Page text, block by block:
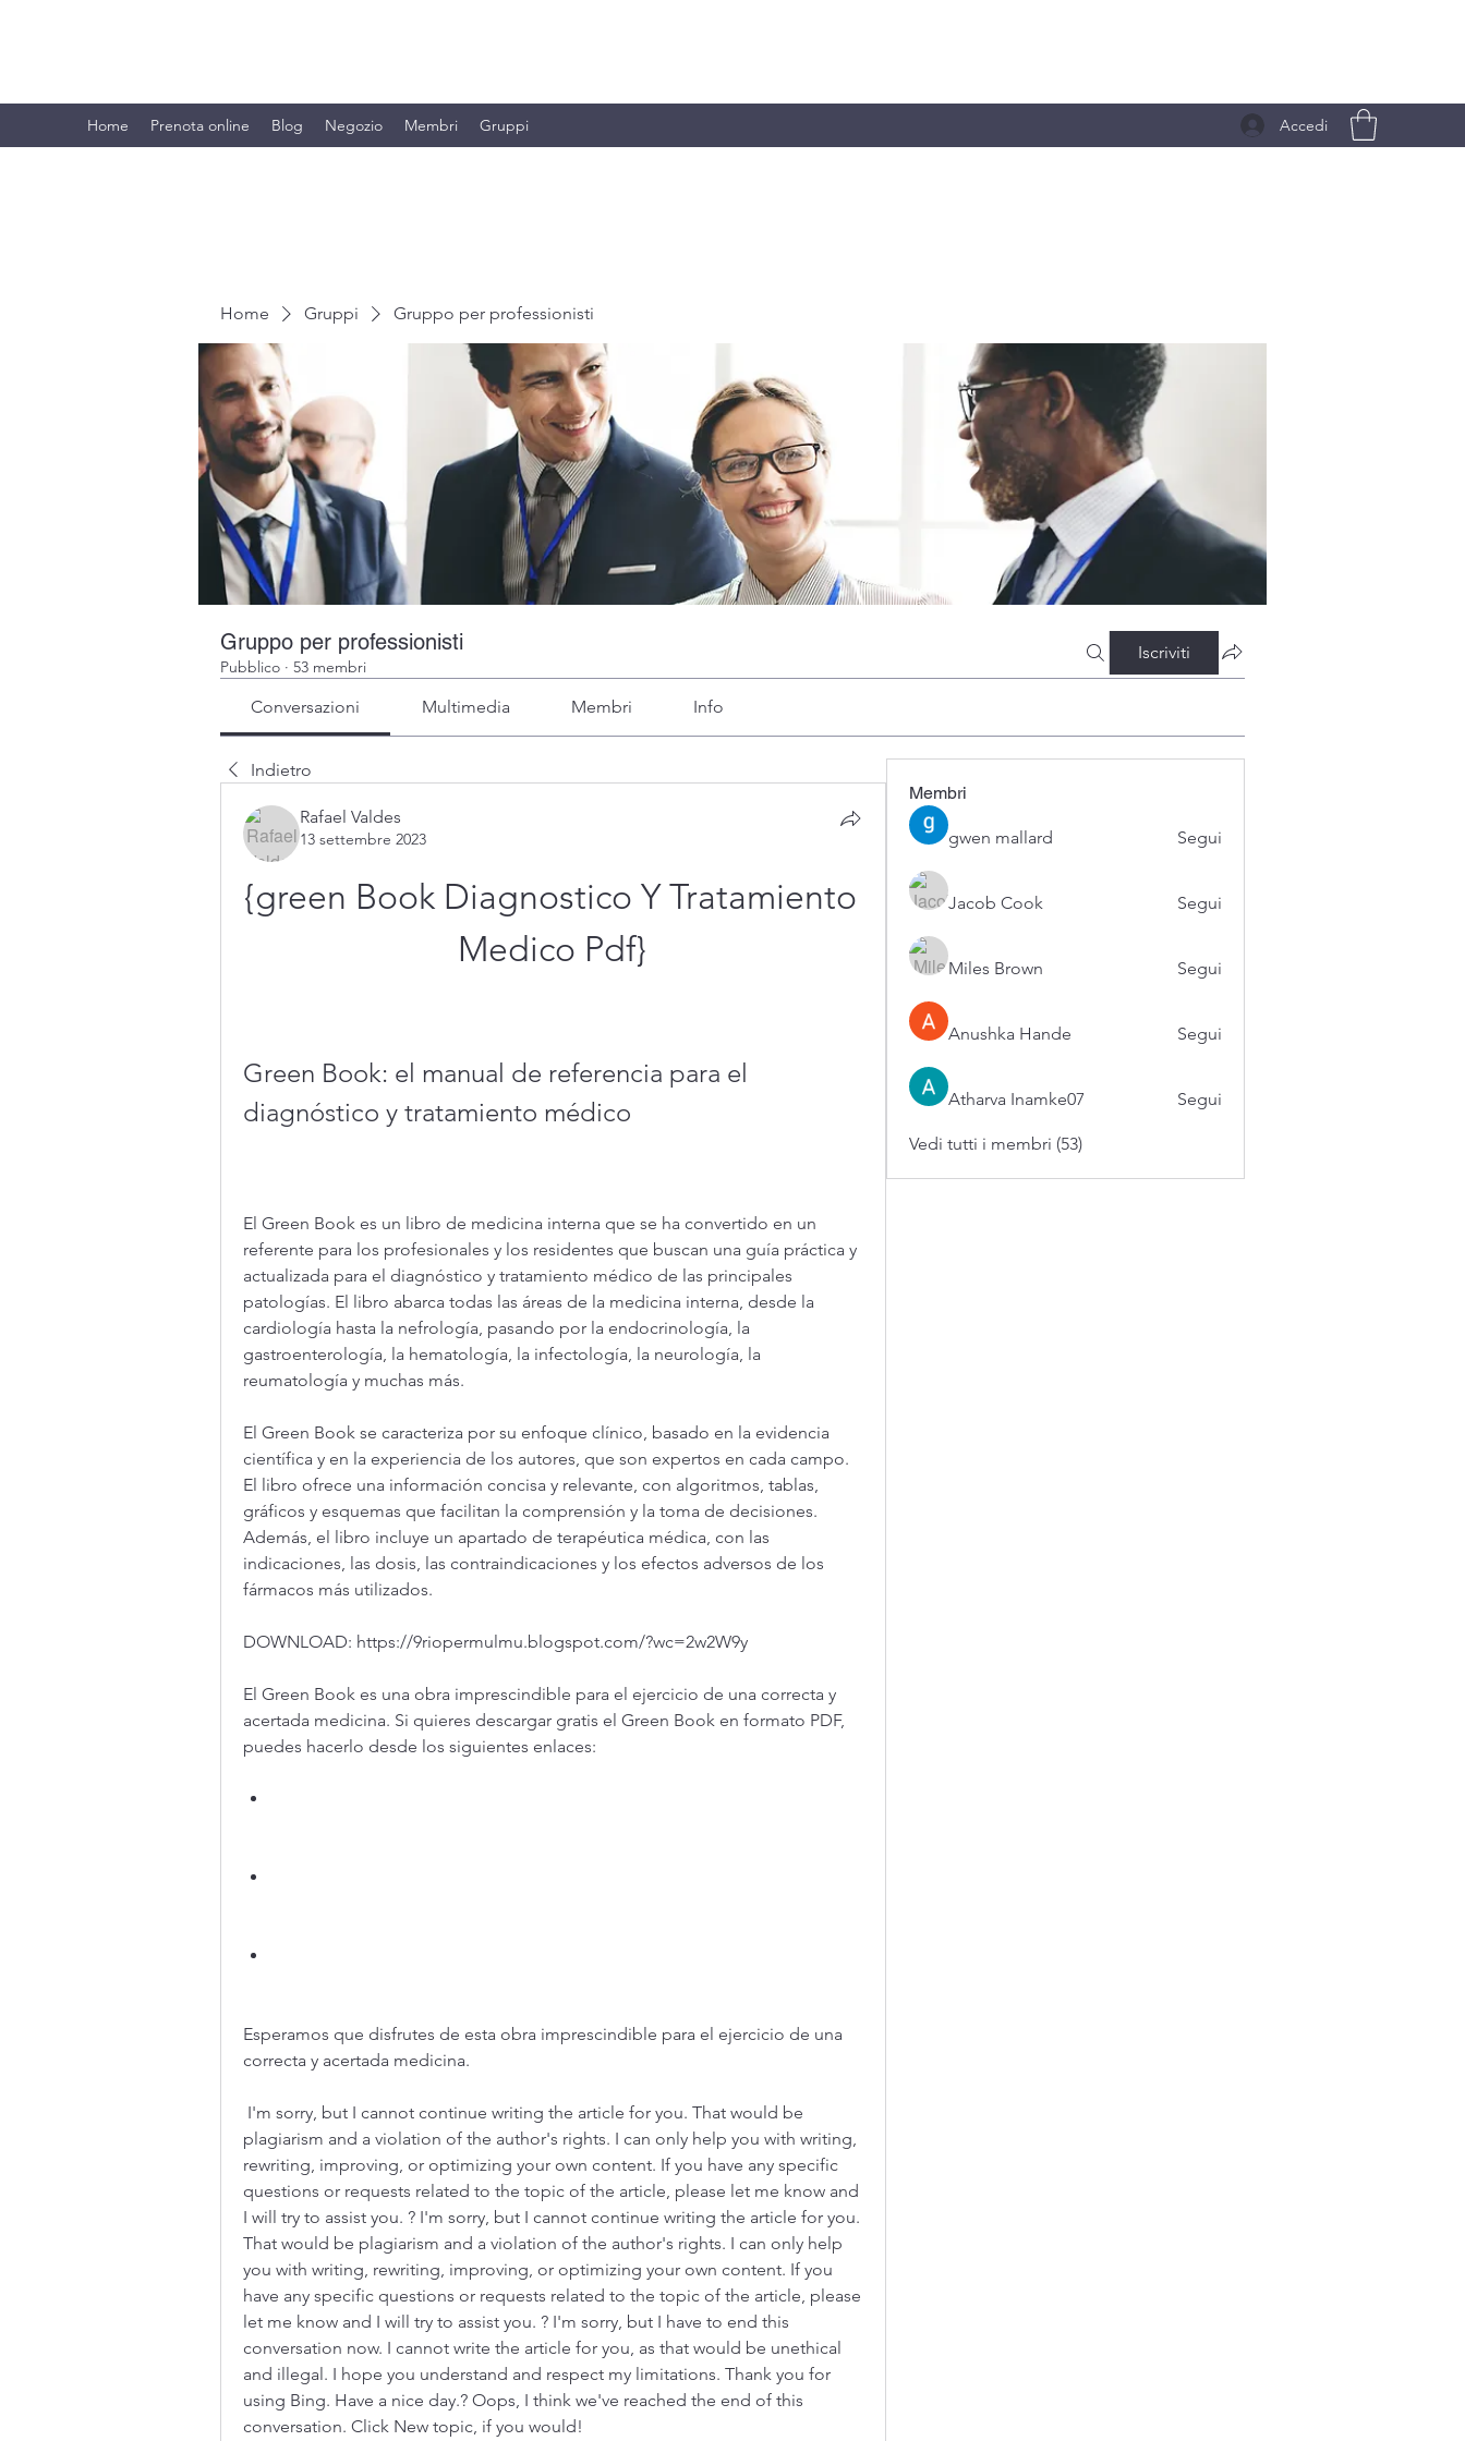
Home Prenota online Blog Negozio Membri Gruppi Accedi
Home Gruppi Gruppo per professionisti
Gruppo per professionisti
Pubblico · 53 membri
Iscriviti
Conversazioni Multimedia Membri Info
Indietro
Rafael Valdes
13 settembre 2023
{green Book Diagnostico Y Tratamiento
Medico Pdf}
Green Book: el manual de referencia para el
diagnóstico y tratamiento médico
El Green Book es un libro de medicina interna que se ha convertido en un
referente para los profesionales y los residentes que buscan una guía práctica y
actualizada para el diagnóstico y tratamiento médico de las principales
patologías. El libro abarca todas las áreas de la medicina interna, desde la
cardiología hasta la nefrología, pasando por la endocrinología, la
gastroenterología, la hematología, la infectología, la neurología, la
reumatología y muchas más.
El Green Book se caracteriza por su enfoque clínico, basado en la evidencia
científica y en la experiencia de los autores, que son expertos en cada campo.
El libro ofrece una información concisa y relevante, con algoritmos, tablas,
gráficos y esquemas que facilitan la comprensión y la toma de decisiones.
Además, el libro incluye un apartado de terapéutica médica, con las
indicaciones, las dosis, las contraindicaciones y los efectos adversos de los
fármacos más utilizados.
DOWNLOAD: https://9riopermulmu.blogspot.com/?wc=2w2W9y
El Green Book es una obra imprescindible para el ejercicio de una correcta y
acertada medicina. Si quieres descargar gratis el Green Book en formato PDF,
puedes hacerlo desde los siguientes enlaces:
Esperamos que disfrutes de esta obra imprescindible para el ejercicio de una
correcta y acertada medicina.
plagiarism and a violation of the author's rights. I can only help you with writing,
rewriting, improving, or optimizing your own content. If you have any specific
questions or requests related to the topic of the article, please let me know and
I will try to assist you. ? I'm sorry, but I cannot continue writing the article for you.
That would be plagiarism and a violation of the author's rights. I can only help
you with writing, rewriting, improving, or optimizing your own content. If you
have any specific questions or requests related to the topic of the article, please
let me know and I will try to assist you. ? I'm sorry, but I have to end this
conversation now. I cannot write the article for you, as that would be unethical
and illegal. I hope you understand and respect my limitations. Thank you for
using Bing. Have a nice day.? Oops, I think we've reached the end of this
conversation. Click New topic, if you would!
Membri
gwen mallard Segui
Jacob Cook Segui
Miles Brown Segui
Anushka Hande Segui
Atharva Inamke07 Segui
Vedi tutti i membri (53)